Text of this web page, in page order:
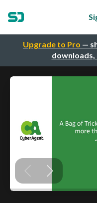
Upgrade to Pro —
downloads,